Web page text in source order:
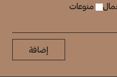
منوعات
إضافة